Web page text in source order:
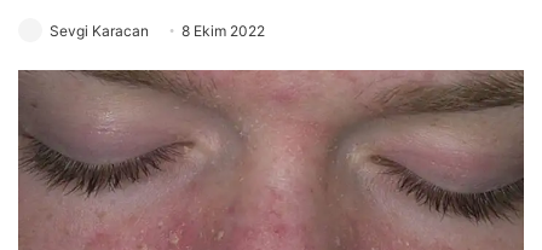
Sevgi Karacan 8 Ekim 2022